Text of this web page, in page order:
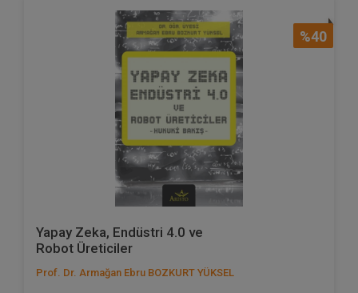
%40
Yapay Zeka, Endüstri 4.0 ve
Robot Üreticiler
Prof. Dr. Armağan Ebru BOZKURT YÜKSEL